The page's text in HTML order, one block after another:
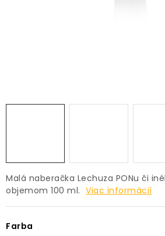
Obchodné podmienky
Podmienky ochrany osobných
Spôsoby platby
Malá naberačka Lechuza PONu či
objemom 100 ml. Viac informácií
Farba